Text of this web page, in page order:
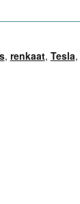
, renkaat, Tesla,